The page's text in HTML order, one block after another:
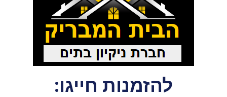
להזמנות חייגו: